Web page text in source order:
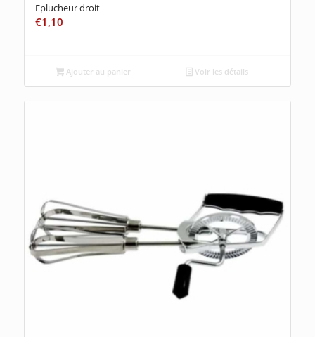
Eplucheur droit
€1,10
Ajouter au panier Voir les détails